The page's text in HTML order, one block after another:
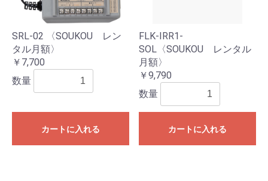
SRL-02 〈SOUKOU レン
タル月額〉
￥7,700
数量
カートに入れる
FLK-IRR1-
SOL〈SOUKOU レンタル
月額〉
￥9,790
数量
カートに入れる